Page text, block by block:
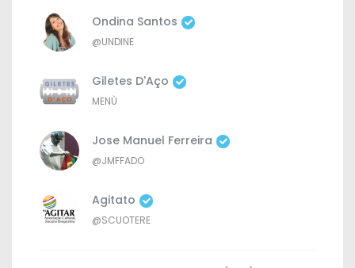
Ondina Santos
@UNDINE
Giletes D'Aço
MENÙ
Jose Manuel Ferreira
@JMFFADO
Agitato
@SCUOTERE